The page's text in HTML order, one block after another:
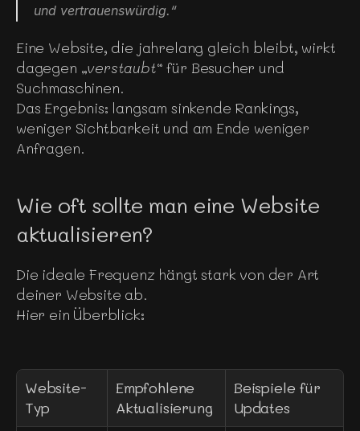
und vertrauenswürdig.“
Eine Website, die jahrelang gleich bleibt, wirkt
dagegen „verstaubt“ für Besucher und
Suchmaschinen.
Das Ergebnis: langsam sinkende Rankings,
weniger Sichtbarkeit und am Ende weniger
Anfragen.
Wie oft sollte man eine Website
aktualisieren?
Die ideale Frequenz hängt stark von der Art
deiner Website ab.
Hier ein Überblick:
Website-
Typ
Empfohlene
Aktualisierung
Beispiele für
Updates